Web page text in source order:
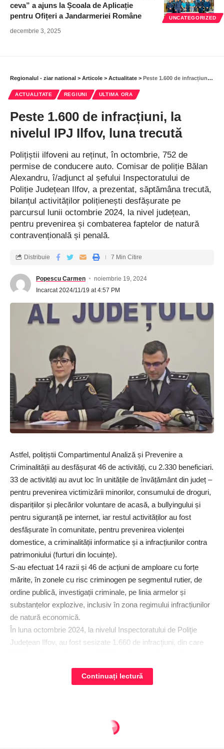
UNCATEGORIZED
ceva” a ajuns la Școala de Aplicație
pentru Ofițeri a Jandarmeriei Române
decembrie 3, 2025
Regionalul - ziar national > Articole > Actualitate > Peste 1.600 de infracțiuni, la nivelul IPJ Ilfov, luna trecută
ACTUALITATE REGIUNI ULTIMA ORA
Peste 1.600 de infracțiuni, la
nivelul IPJ Ilfov, luna trecută
Polițiștii ilfoveni au reținut, în octombrie, 752 de
permise de conducere auto. Comisar de poliție Bălan
Alexandru, î/adjunct al șefului Inspectoratului de
Poliție Județean Ilfov, a prezentat, săptămâna trecută,
bilanțul activităților polițienești desfășurate pe
parcursul lunii octombrie 2024, la nivel județean,
pentru prevenirea și combaterea faptelor de natură
contravențională și penală.
Popescu Carmen
noiembrie 19, 2024
Incarcat 2024/11/19 at 4:57 PM
Distribuie 7 Min Citire
Astfel, polițiștii Compartimentul Analiză și Prevenire a
Criminalității au desfășurat 46 de activități, cu 2.330 beneficiari.
33 de activități au avut loc în unitățile de învățământ din județ –
pentru prevenirea victimizării minorilor, consumului de droguri,
disparițiilor și plecărilor voluntare de acasă, a bullyingului și
pentru siguranță pe internet, iar restul activităților au fost
desfășurate în comunitate, pentru prevenirea violenței
domestice, a criminalității informatice și a infracțiunilor contra
patrimoniului (furturi din locuințe).
S-au efectuat 14 razii și 46 de acțiuni de amploare cu forțe
mărite, în zonele cu risc criminogen pe segmentul rutier, de
ordine publică, investigații criminale, pe linia armelor și
substanțelor explozive, inclusiv în zona regimului infracțiunilor
de natură economică.
În luna octombrie 2024, la nivelul Inspectoratului de Poliţie
Judeţean Ilfov, au fost sesizate 1.660 de infracţiuni, din care
economică și 416 infracțiuni de altă natură. Din totalul
infracțiunilor sesizate, 116 sunt infracţiuni stradale. Polițiștii
urme traseologice) și, prin mijloace criminalistice au identificat
Continuați lectură
Actualitate